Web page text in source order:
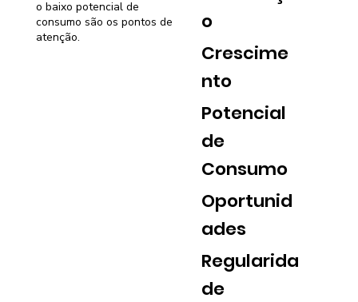
o baixo potencial de
consumo são os pontos de
atenção.
o
Crescime
nto
Potencial
de
Consumo
Oportunid
ades
Regularida
de